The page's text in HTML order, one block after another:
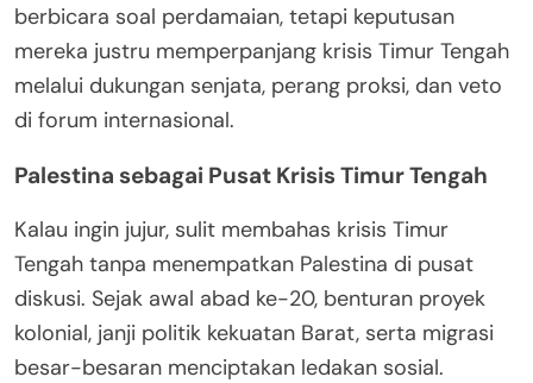
berbicara soal perdamaian, tetapi keputusan
mereka justru memperpanjang krisis Timur Tengah
melalui dukungan senjata, perang proksi, dan veto
di forum internasional.
Palestina sebagai Pusat Krisis Timur Tengah
Kalau ingin jujur, sulit membahas krisis Timur
Tengah tanpa menempatkan Palestina di pusat
diskusi. Sejak awal abad ke-20, benturan proyek
kolonial, janji politik kekuatan Barat, serta migrasi
besar-besaran menciptakan ledakan sosial.